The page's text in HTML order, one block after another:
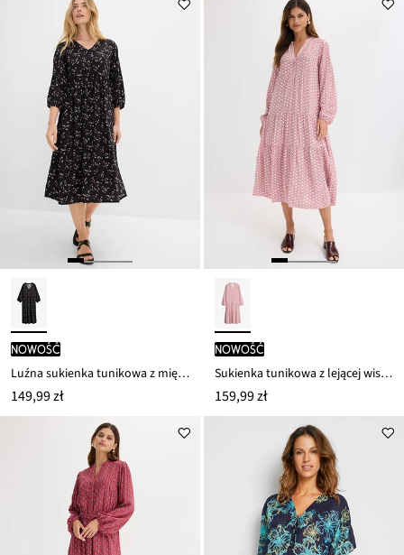
nowość
Luźna sukienka tunikowa z miękkiej wiskozy
149,99 zł
nowość
Sukienka tunikowa z lejącej wiskozy
159,99 zł